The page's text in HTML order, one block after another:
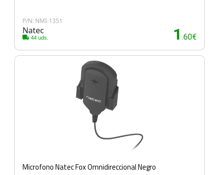
P/N: NMI-1351
Natec
44 uds. 1 .60€
Microfono Natec Fox Omnidireccional Negro